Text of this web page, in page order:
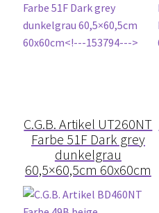
Fugendimension
Gebäudetrennfugen
Gewährleistung
Gipskarton / Rigips
C.G.B. Artikel UT260NT
Farbe 51F Dark grey
dunkelgrau
60,5×60,5cm 60x60cm